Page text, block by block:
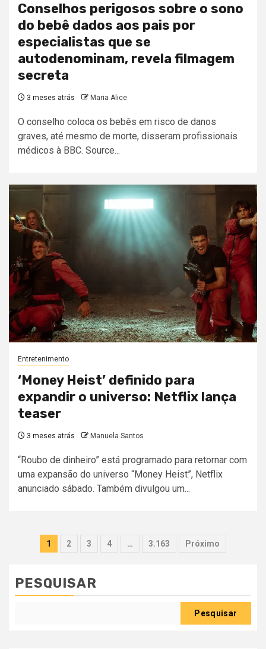
Conselhos perigosos sobre o sono
do bebê dados aos pais por
especialistas que se
autodenominam, revela filmagem
secreta
3 meses atrás Maria Alice
O conselho coloca os bebês em risco de danos
graves, até mesmo de morte, disseram profissionais
médicos à BBC. Source...
Entretenimento
‘Money Heist’ definido para
expandir o universo: Netflix lança
teaser
3 meses atrás Manuela Santos
“Roubo de dinheiro” está programado para retornar com
uma expansão do universo “Money Heist”, Netflix
anunciado sábado. Também divulgou um...
Paginação
conteúdos
1 2 3 4 … 3.163 Próximo
PESQUISAR
Pesquisar